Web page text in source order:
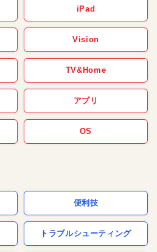
iPad
Vision
TV&Home
アプリ
OS
便利技
トラブルシューティング